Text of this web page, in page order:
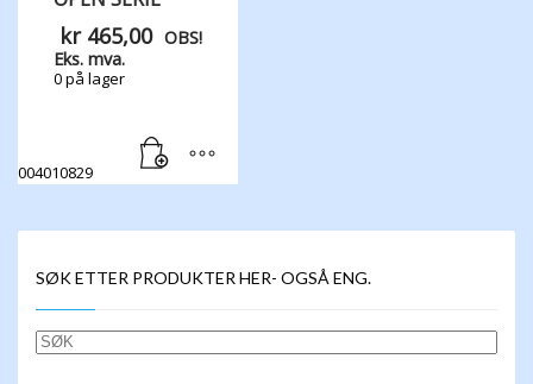
kr465,00 OBS!
Eks. mva.
0 på lager
004010829
SØK ETTER PRODUKTER HER- OGSÅ ENG.
SØK